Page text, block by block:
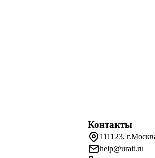
Контакты
111123,
help@urait.ru